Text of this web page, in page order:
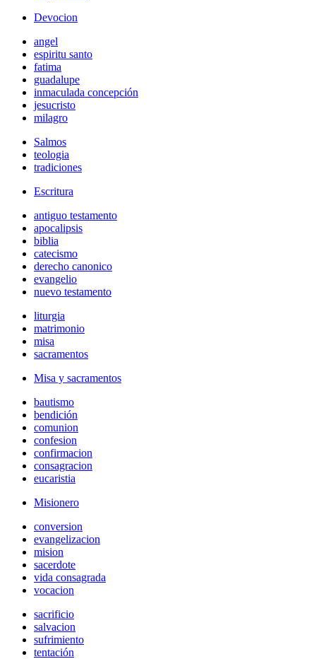
Devocion
angel
espiritu santo
fatima
guadalupe
inmaculada concepción
jesucristo
milagro
Salmos
teologia
tradiciones
Escritura
antiguo testamento
apocalipsis
biblia
catecismo
derecho canonico
evangelio
nuevo testamento
liturgia
matrimonio
misa
sacramentos
Misa y sacramentos
bautismo
bendición
comunion
confesion
confirmacion
consagracion
eucaristia
Misionero
conversion
evangelizacion
mision
sacerdote
vida consagrada
vocacion
sacrificio
salvacion
sufrimiento
tentación